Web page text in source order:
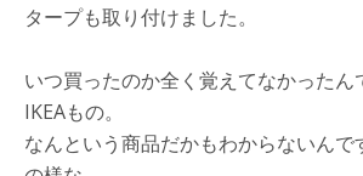
タープも取り付けました。
いつ買ったのか全く覚えてなかったん
IKEAもの。
なんという商品だかもわからないんで